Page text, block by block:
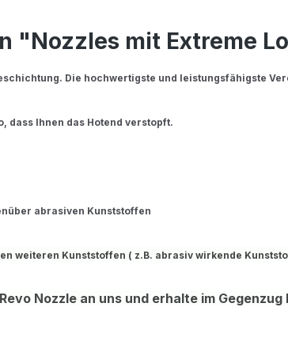
"Nozzles mit Extreme
Die hochwertigste und leistungsfähigste
dass Ihnen das Hotend verstopft.
abrasiven Kunststoffen
weiteren Kunststoffen ( z.B. abrasiv wirkende
Nozzle an uns und erhalte im